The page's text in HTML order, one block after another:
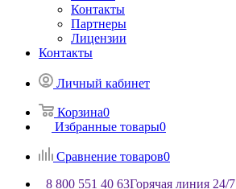
Контакты
Партнеры
Лицензии
Контакты
Личный кабинет
Корзина0
Избранные товары0
Сравнение товаров0
8 800 551 40 63Горячая линия 24/7